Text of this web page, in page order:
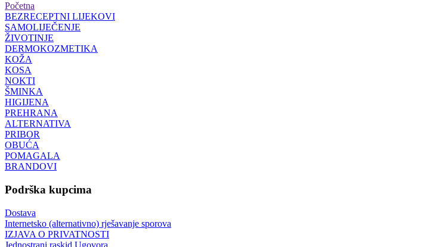
Početna
BEZRECEPTNI LIJEKOVI
SAMOLIJEČENJE
ŽIVOTINJE
DERMOKOZMETIKA
KOŽA
KOSA
NOKTI
ŠMINKA
HIGIJENA
PREHRANA
ALTERNATIVA
PRIBOR
OBUĆA
POMAGALA
BRANDOVI
Podrška kupcima
Dostava
Internetsko (alternativno) rješavanje sporova
IZJAVA O PRIVATNOSTI
Jednostrani raskid Ugovora